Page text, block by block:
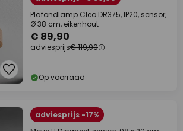
Plafondlamp Cleo DR375, IP20, sensor,
Ø 38 cm, eikenhout
€ 89,90
adviesprijs€ 119,90
Op voorraad
adviesprijs -17%